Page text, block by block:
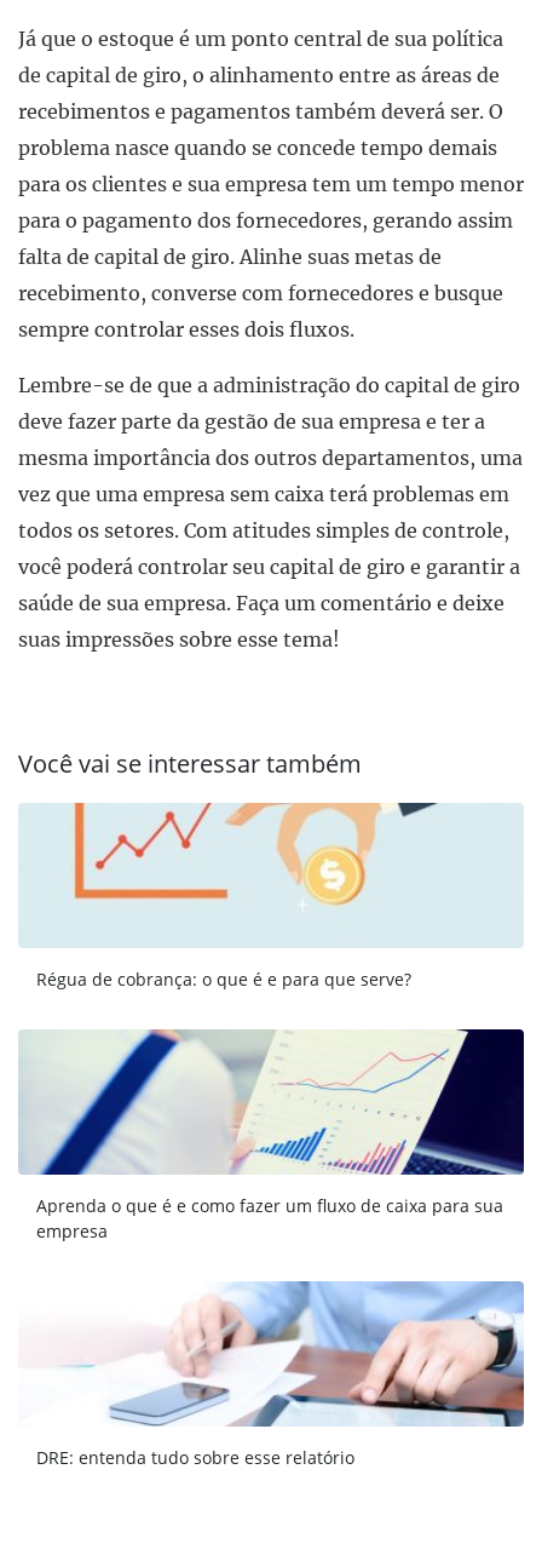
Já que o estoque é um ponto central de sua política
de capital de giro, o alinhamento entre as áreas de
recebimentos e pagamentos também deverá ser. O
problema nasce quando se concede tempo demais
para os clientes e sua empresa tem um tempo menor
para o pagamento dos fornecedores, gerando assim
falta de capital de giro. Alinhe suas metas de
recebimento, converse com fornecedores e busque
sempre controlar esses dois fluxos.
Lembre-se de que a administração do capital de giro
deve fazer parte da gestão de sua empresa e ter a
mesma importância dos outros departamentos, uma
vez que uma empresa sem caixa terá problemas em
todos os setores. Com atitudes simples de controle,
você poderá controlar seu capital de giro e garantir a
saúde de sua empresa. Faça um comentário e deixe
suas impressões sobre esse tema!
Você vai se interessar também
Régua de cobrança: o que é e para que serve?
Aprenda o que é e como fazer um fluxo de caixa para sua
empresa
DRE: entenda tudo sobre esse relatório